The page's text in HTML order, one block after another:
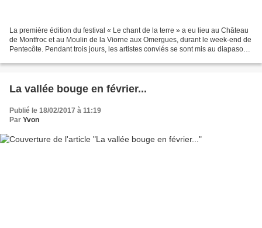
La première édition du festival « Le chant de la terre » a eu lieu au Château
de Montfroc et au Moulin de la Viorne aux Omergues, durant le week-end de
Pentecôte. Pendant trois jours, les artistes conviés se sont mis au diapason
La vallée bouge en février...
Publié le 18/02/2017 à 11:19
Par Yvon